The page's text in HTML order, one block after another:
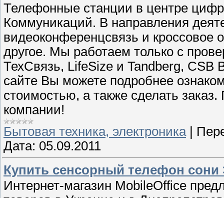
Телефонные станции в центре
Коммуникаций. В направления
видеоконференцсвязь и кроссовое
другое. Мы работаем только с
ТехСвязь, LifeSize и Tandberg,
сайте Вы можете подробнее
стоимостью, а также сделать
компании!
Бытовая техника, электроника|
Дата: 05.09.2011
Купить сенсорный телефон сони
Интернет-магазин MobileOffice